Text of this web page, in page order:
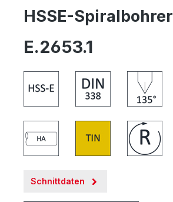
HSSE-Spiralbohrer
E.2653.1
Schnittdaten